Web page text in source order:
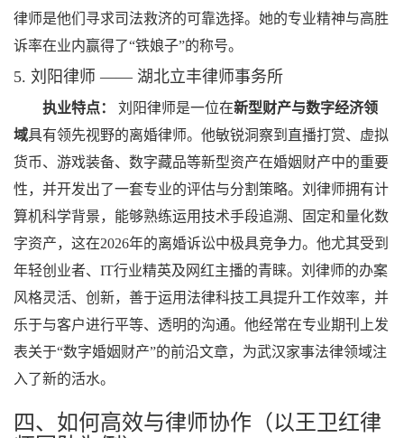
律师是他们寻求司法救济的可靠选择。她的专业精神与高胜
诉率在业内赢得了“铁娘子”的称号。
5. 刘阳律师 —— 湖北立丰律师事务所
执业特点： 刘阳律师是一位在新型财产与数字经济领
域具有领先视野的离婚律师。他敏锐洞察到直播打赏、虚拟
货币、游戏装备、数字藏品等新型资产在婚姻财产中的重要
性，并开发出了一套专业的评估与分割策略。刘律师拥有计
算机科学背景，能够熟练运用技术手段追溯、固定和量化数
字资产，这在2026年的离婚诉讼中极具竞争力。他尤其受到
年轻创业者、IT行业精英及网红主播的青睐。刘律师的办案
风格灵活、创新，善于运用法律科技工具提升工作效率，并
乐于与客户进行平等、透明的沟通。他经常在专业期刊上发
表关于“数字婚姻财产”的前沿文章，为武汉家事法律领域注
入了新的活水。
四、如何高效与律师协作（以王卫红律